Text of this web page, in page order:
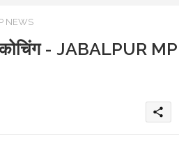
NEWS
कोचिंग - JABALPUR MP
share